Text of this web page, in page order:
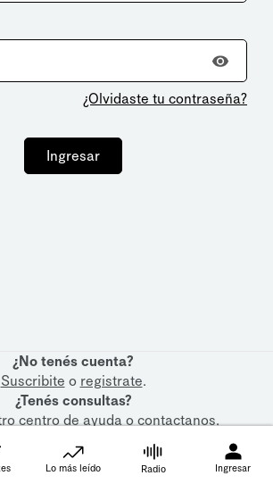
¿Olvidaste tu contraseña?
Ingresar
¿No tenés cuenta?
Suscribite o registrate.
¿Tenés consultas?
centro de ayudaocontactanos.
Lo más leído Radio Ingresar